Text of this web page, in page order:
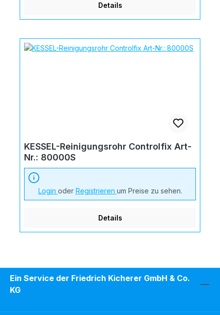
Details
KESSEL-Reinigungsrohr Controlfix Art-
Nr.: 80000S
Login oder Registrieren um Preise zu sehen.
Details
Ein Service der Friedrich Kicherer GmbH & Co.
KG